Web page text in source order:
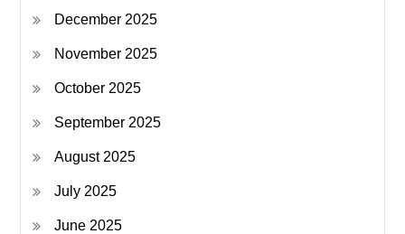
December 2025
November 2025
October 2025
September 2025
August 2025
July 2025
June 2025